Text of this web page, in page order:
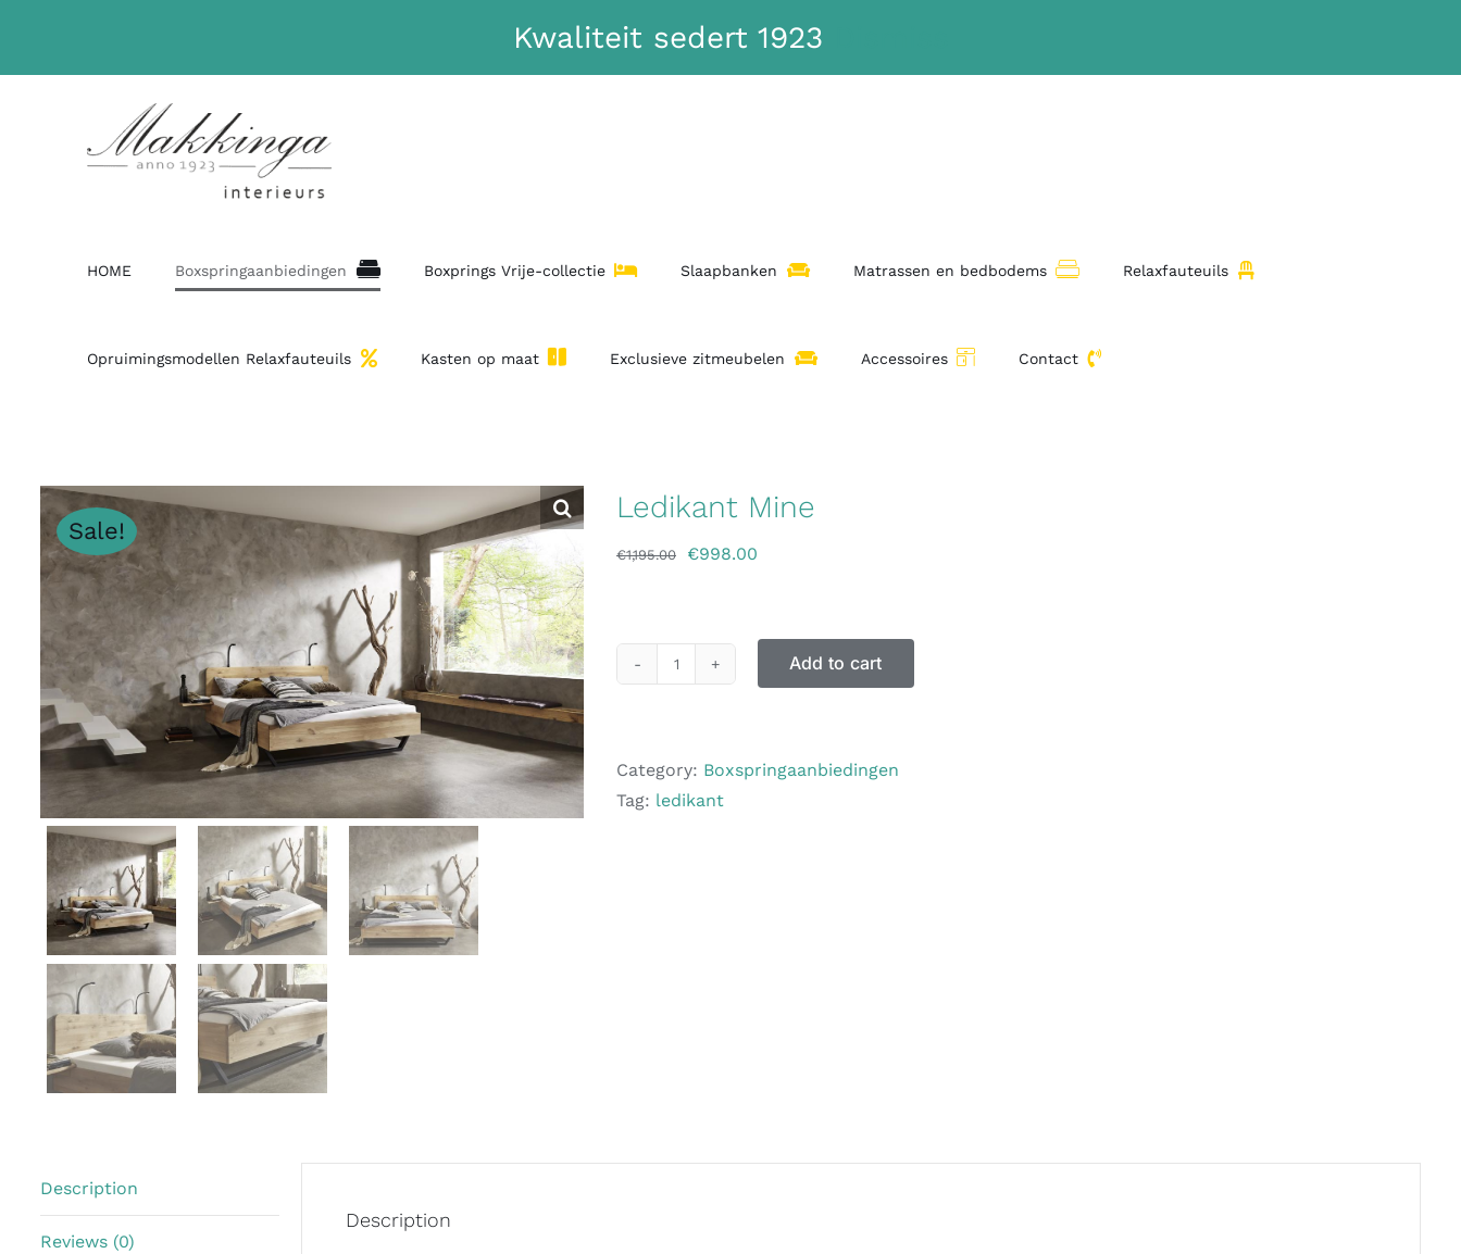
HOME Boxspringaanbiedingen Boxprings Vrije-collectie Slaapbanken Matrassen en bedbodems Relaxfauteuils
Opruimingsmodellen Relaxfauteuils Kasten op maat Exclusieve zitmeubelen Accessoires Contact
Sale!
Ledikant Mine
€1,195.00 €998.00
Add to cart
Category: Boxspringaanbiedingen
Tag: ledikant
Description
Reviews (0)
Description
Kwaliteit sedert 1923